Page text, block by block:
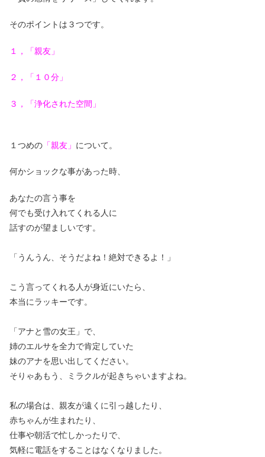
そのポイントは３つです。
１，「親友」
２，「１０分」
３，「浄化された空間」
１つめの 「親友」 について。
何かショックな事があった時、
あなたの言う事を
何でも受け入れてくれる人に
話すのが望ましいです。
「うんうん、そうだよね！絶対できるよ！」
こう言ってくれる人が身近にいたら、
本当にラッキーです。
「アナと雪の女王」で、
姉のエルサを全力で肯定していた
妹のアナを思い出してください。
そりゃあもう、ミラクルが起きちゃいますよね。
私の場合は、親友が遠くに引っ越したり、
赤ちゃんが生まれたり、
仕事や朝活で忙しかったりで、
気軽に電話をすることはなくなりました。